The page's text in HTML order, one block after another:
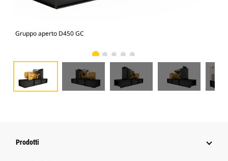
Gruppo aperto D450 GC
Prodotti